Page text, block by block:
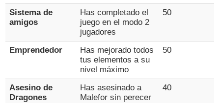
Sistema de
amigos
Has completado el
juego en el modo 2
jugadores
50
Emprendedor
Has mejorado todos
tus elementos a su
nivel máximo
50
Asesino de
Dragones
Has asesinado a
Malefor sin perecer
40